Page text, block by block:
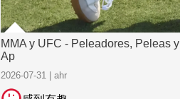
MMA y UFC - Peleadores, Peleas y
Ap
2026-07-31 | ahr